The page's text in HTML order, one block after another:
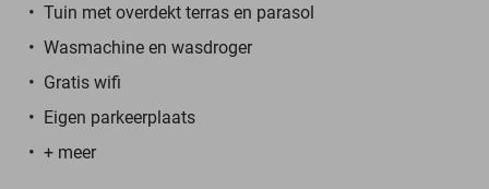
Tuin met overdekt terras en parasol
Wasmachine en wasdroger
Gratis wifi
Eigen parkeerplaats
+ meer